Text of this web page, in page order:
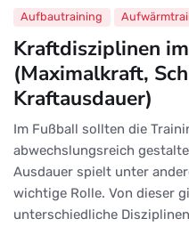
Kraftdisziplinen
(Maximalkraft,
Kraftausdauer)
Im Fußball sollten die
abwechslungsreich
Ausdauer spielt unter
wichtige Rolle. Von dieser
unterschiedliche
Aufbautraining